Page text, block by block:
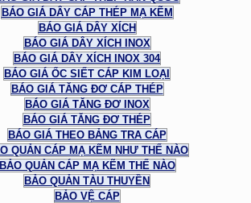
BÁO GIÁ DÂY CÁP THÉP MẠ KẼM
BÁO GIÁ DÂY XÍCH
BÁO GIÁ DÂY XÍCH INOX
BÁO GIÁ DÂY XÍCH INOX 304
BÁO GIÁ ỐC SIẾT CÁP KIM LOẠI
BÁO GIÁ TĂNG ĐƠ CÁP THÉP
BÁO GIÁ TĂNG ĐƠ INOX
BÁO GIÁ TĂNG ĐƠ THÉP
BÁO GIÁ THEO BẢNG TRA CÁP
QUẢN CÁP MẠ KẼM NHƯ THẾ NÀO
BẢO QUẢN CÁP MẠ KẼM THẾ NÀO
BẢO QUẢN TÀU THUYỀN
BẢO VỆ CÁP